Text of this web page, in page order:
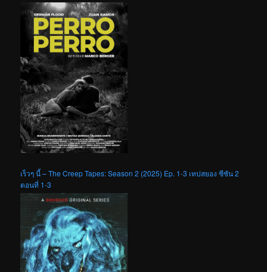
เร็วๆ นี้ – The Creep Tapes: Season 2 (2025) Ep. 1-3 เทปสยอง ซีซัน 2
ตอนที่ 1-3